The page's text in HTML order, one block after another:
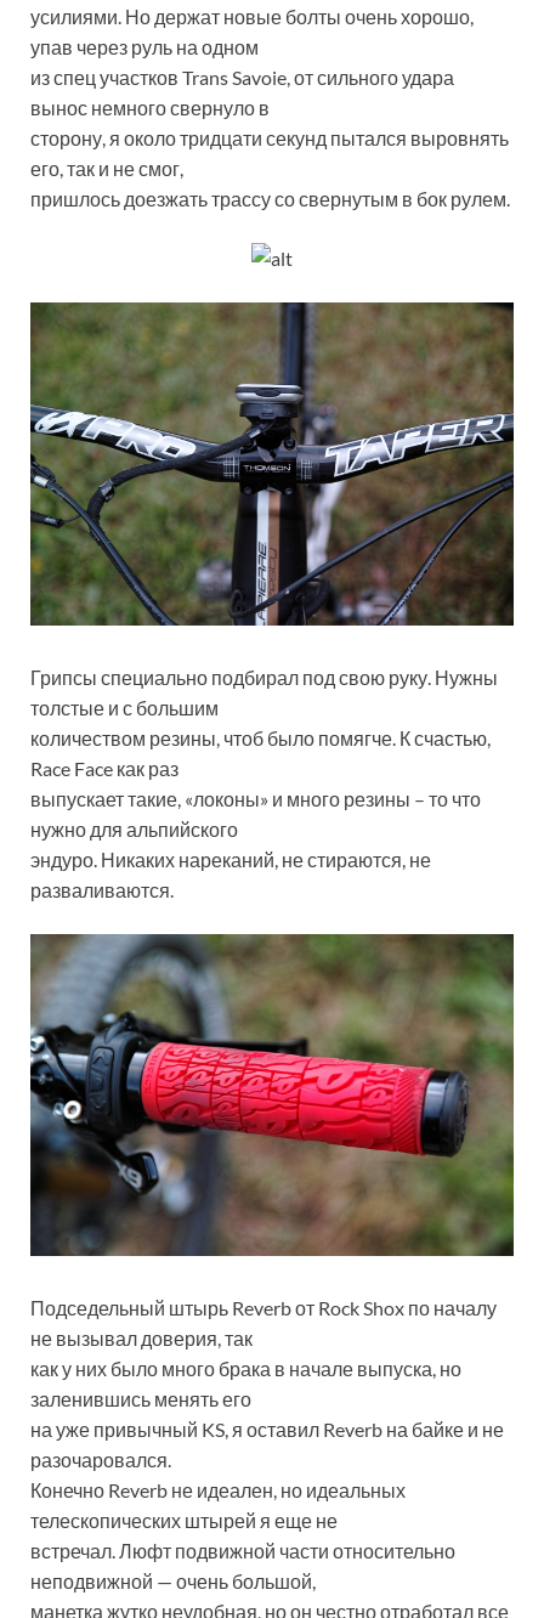
усилиями. Но держат новые болты очень хорошо,
упав через руль на одном
из спец участков Trans Savoie, от сильного удара
вынос немного свернуло в
сторону, я около тридцати секунд пытался выровнять
его, так и не смог,
пришлось доезжать трассу со свернутым в бок рулем.
Грипсы специально подбирал под свою руку. Нужны
толстые и с большим
количеством резины, чтоб было помягче. К счастью,
Race Face как раз
выпускает такие, «локоны» и много резины – то что
нужно для альпийского
эндуро. Никаких нареканий, не стираются, не
разваливаются.
Подседельный штырь Reverb от Rock Shox по началу
не вызывал доверия, так
как у них было много брака в начале выпуска, но
заленившись менять его
на уже привычный KS, я оставил Reverb на байке и не
разочаровался.
Конечно Reverb не идеален, но идеальных
телескопических штырей я еще не
встречал. Люфт подвижной части относительно
неподвижной — очень большой,
манетка жутко неудобная, но он честно отработал все